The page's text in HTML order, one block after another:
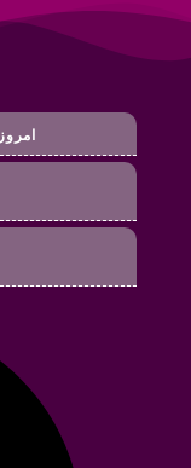
امروز19 مرداد ماه 1405 ساعت 7:11 ق.ظ